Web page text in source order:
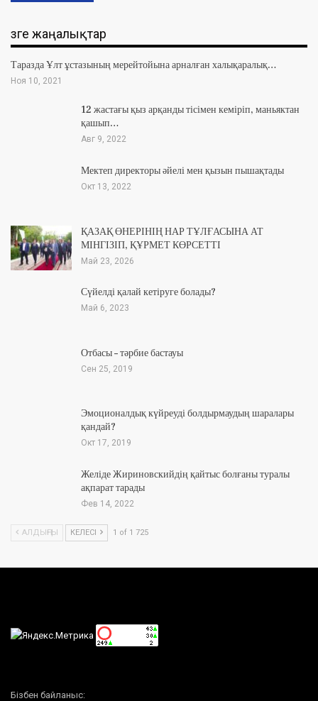
Өзге жаңалықтар
Таразда Ұлт ұстазының мерейтойына арналған халықаралық…
Ноя 10, 2021
12 жастағы қыз арқанды тісімен кеміріп, маньяктан
қашып…
Авг 9, 2022
Мектеп директоры әйелі мен қызын пышақтады
Окт 13, 2022
ҚАЗАҚ ӨНЕРІНІҢ НАР ТҰЛҒАСЫНА АТ
МІНГІЗІП, ҚҰРМЕТ КӨРСЕТТІ
Май 23, 2026
Сүйелді қалай кетіруге болады?
Май 6, 2023
Отбасы – тәрбие бастауы
Сен 25, 2019
Эмоционалдық күйреуді болдырмаудың шаралары
қандай?
Окт 17, 2019
Желіде Жириновскийдің қайтыс болғаны туралы
ақпарат тарады
Фев 14, 2022
АЛДЫҢҒЫ КЕЛЕСІ 1 of 1 725
Бізбен байланыс: